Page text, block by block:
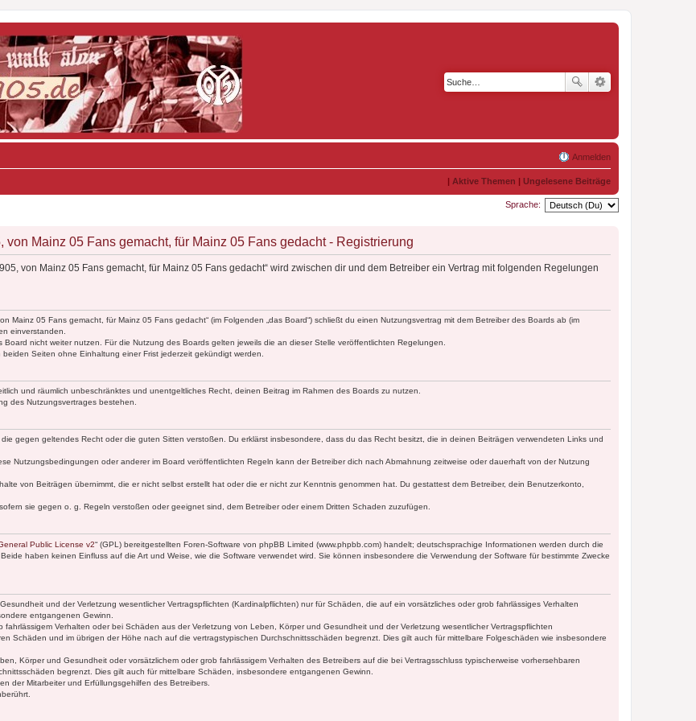
Anmelden
| Aktive Themen | Ungelesene Beiträge
Sprache:
Mainz 05 Fans gemacht, für Mainz 05 Fans gedacht - Registrierung
von Mainz 05 Fans gemacht, für Mainz 05 Fans gedacht“ wird zwischen dir und dem Betreiber ein Vertrag mit folgenden Regelungen
Mainz 05 Fans gemacht, für Mainz 05 Fans gedacht“ (im Folgenden „das Board“) schließt du einen Nutzungsvertrag mit dem Betreiber des Boards ab (im
einverstanden.
nicht weiter nutzen. Für die Nutzung des Boards gelten jeweils die an dieser Stelle veröffentlichten Regelungen.
Seiten ohne Einhaltung einer Frist jederzeit gekündigt werden.
und räumlich unbeschränktes und unentgeltliches Recht, deinen Beitrag im Rahmen des Boards zu nutzen.
des Nutzungsvertrages bestehen.
gegen geltendes Recht oder die guten Sitten verstoßen. Du erklärst insbesondere, dass du das Recht besitzt, die in deinen Beiträgen verwendeten Links und
Nutzungsbedingungen oder anderer im Board veröffentlichten Regeln kann der Betreiber dich nach Abmahnung zeitweise oder dauerhaft von der Nutzung
von Beiträgen übernimmt, die er nicht selbst erstellt hat oder die er nicht zur Kenntnis genommen hat. Du gestattest dem Betreiber, dein Benutzerkonto,
sie gegen o. g. Regeln verstoßen oder geeignet sind, dem Betreiber oder einem Dritten Schaden zuzufügen.
Public License v2“ (GPL) bereitgestellten Foren-Software von phpBB Limited (www.phpbb.com) handelt; deutschsprachige Informationen werden durch die
haben keinen Einfluss auf die Art und Weise, wie die Software verwendet wird. Sie können insbesondere die Verwendung der Software für bestimmte Zwecke
und der Verletzung wesentlicher Vertragspflichten (Kardinalpflichten) nur für Schäden, die auf ein vorsätzliches oder grob fahrlässiges Verhalten
entgangenen Gewinn.
Verhalten oder bei Schäden aus der Verletzung von Leben, Körper und Gesundheit und der Verletzung wesentlicher Vertragspflichten
Schäden und im übrigen der Höhe nach auf die vertragstypischen Durchschnittsschäden begrenzt. Dies gilt auch für mittelbare Folgeschäden wie insbesondere
Körper und Gesundheit oder vorsätzlichem oder grob fahrlässigem Verhalten des Betreibers auf die bei Vertragsschluss typischerweise vorhersehbaren
begrenzt. Dies gilt auch für mittelbare Schäden, insbesondere entgangenen Gewinn.
der Mitarbeiter und Erfüllungsgehilfen des Betreibers.